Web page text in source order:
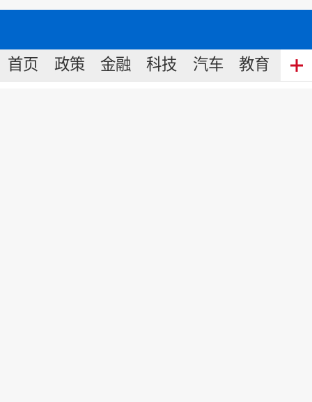
首页 政策 金融 科技 汽车 教育 食